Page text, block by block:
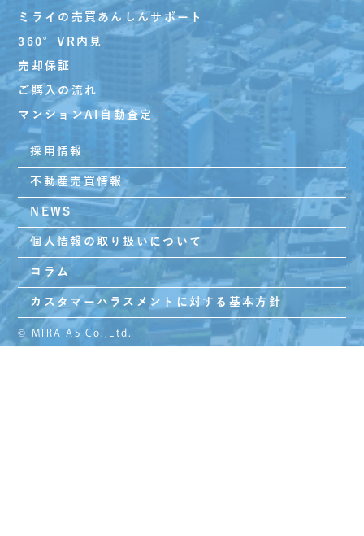
ミライの売買あんしんサポート
360°VR内見
売却保証
ご購入の流れ
マンションAI自動査定
採用情報
不動産売買情報
NEWS
個人情報の取り扱いについて
コラム
カスタマーハラスメントに対する基本方針
© MIRAIAS Co.,Ltd.